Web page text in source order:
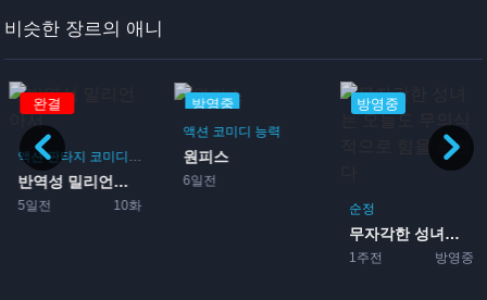
비슷한 장르의 애니
완결
액션 판타지 코미디 모험
반역성 밀리언아서
5일전 10화
방영중
액션 코미디 능력
원피스
6일전
방영중
순정
무자각한 성녀는 오늘도 무의...
1주전 방영중